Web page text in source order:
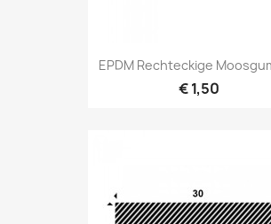
EPDM Rechteckige
€ 1,50